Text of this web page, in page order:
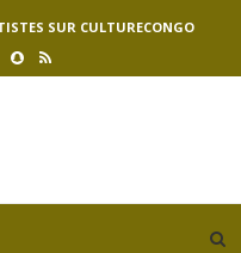
SUR CULTURECONGO